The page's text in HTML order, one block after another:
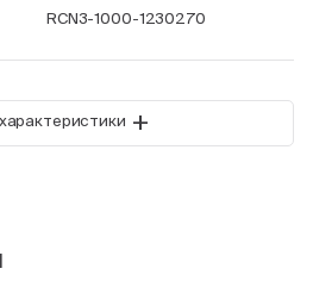
RCN3-1000-1230270
+